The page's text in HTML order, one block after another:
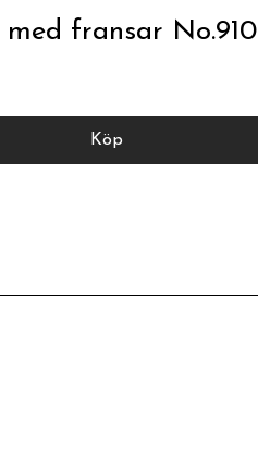
fransar No.910
Köp